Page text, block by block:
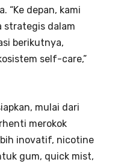
“Ke depan, kami
strategis dalam
berikutnya,
self-care,”
mulai dari
merokok
inovatif, nicotine
gum, quick mist,